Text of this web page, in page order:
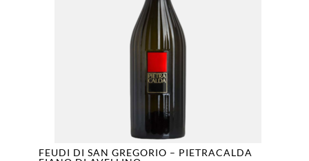
FEUDI DI SAN GREGORIO – PIETRACALDA